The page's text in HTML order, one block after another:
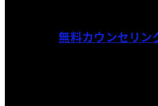
無料カウンセリン